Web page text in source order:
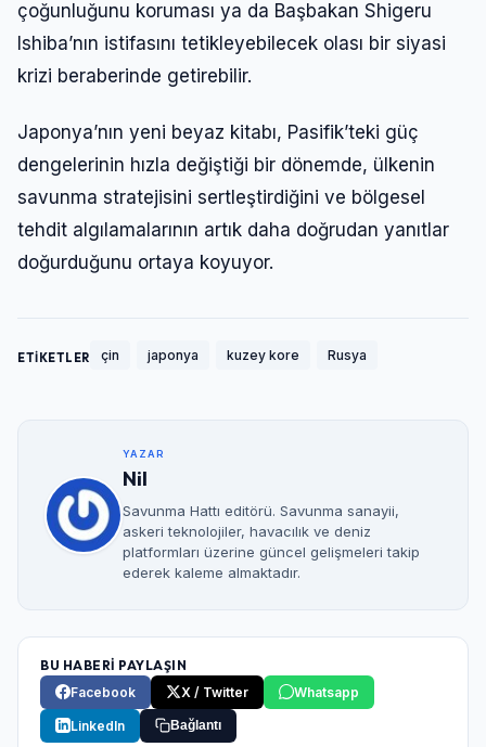
çoğunluğunu koruması ya da Başbakan Shigeru
Ishiba’nın istifasını tetikleyebilecek olası bir siyasi
krizi beraberinde getirebilir.
Japonya’nın yeni beyaz kitabı, Pasifik’teki güç
dengelerinin hızla değiştiği bir dönemde, ülkenin
savunma stratejisini sertleştirdiğini ve bölgesel
tehdit algılamalarının artık daha doğrudan yanıtlar
doğurduğunu ortaya koyuyor.
ETİKETLER çin japonya kuzey kore Rusya
YAZAR
Nil
Savunma Hattı editörü. Savunma sanayii,
askeri teknolojiler, havacılık ve deniz
platformları üzerine güncel gelişmeleri takip
ederek kaleme almaktadır.
BU HABERİ PAYLAŞIN
Facebook
X / Twitter Whatsapp
LinkedIn Bağlantı